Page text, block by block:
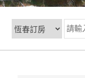
訂